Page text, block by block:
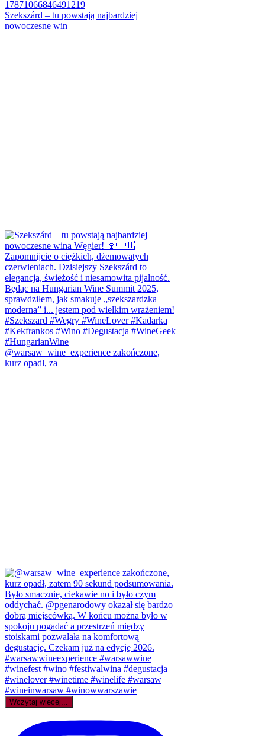
Szekszárd – tu powstają najbardziej
nowoczesne win
@warsaw_wine_experience zakończone,
kurz opadł, za
Wczytaj więcej...